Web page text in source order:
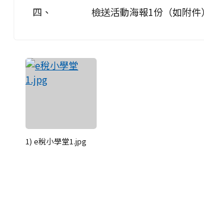
四、
檢送活動海報1份（如附件）
1) e稅小學堂1.jpg